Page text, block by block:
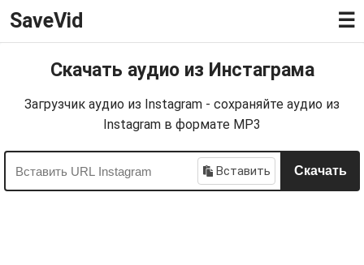
SaveVid ☰
Скачать аудио из Инстаграма
Загрузчик аудио из Instagram - сохраняйте аудио из
Instagram в формате MP3
Вставить Скачать